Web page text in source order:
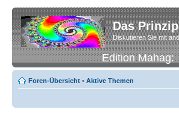
Das
Diskutieren Sie mit
Edition
Foren-Übersicht • Aktive Themen